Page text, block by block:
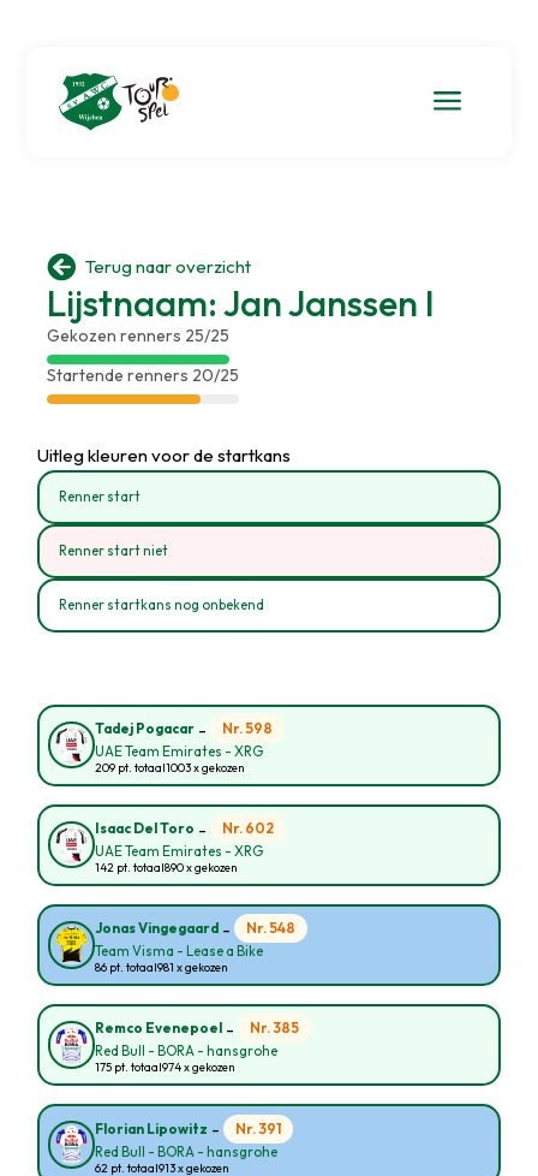
a
 Terug naar overzicht
Lijstnaam: Jan Janssen I
Gekozen renners 25/25
Startende renners 20/25
Uitleg kleuren voor de startkans
Renner start
Renner start niet
Renner startkans nog onbekend
Tadej Pogacar - Nr. 598
UAE Team Emirates - XRG
209 pt. totaal1003 x gekozen
Isaac Del Toro - Nr. 602
UAE Team Emirates - XRG
142 pt. totaal890 x gekozen
Jonas Vingegaard - Nr. 548
Team Visma - Lease a Bike
86 pt. totaal981 x gekozen
Remco Evenepoel - Nr. 385
Red Bull - BORA - hansgrohe
175 pt. totaal974 x gekozen
Florian Lipowitz - Nr. 391
Red Bull - BORA - hansgrohe
62 pt. totaal913 x gekozen